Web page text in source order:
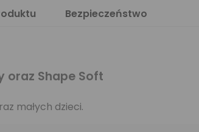
Bezpieczeństwo
oraz Shape Soft
małych dzieci.